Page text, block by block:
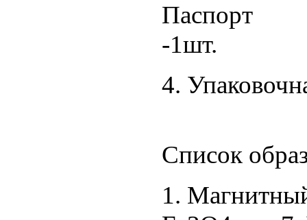
-1шт.
4.
Список
1.